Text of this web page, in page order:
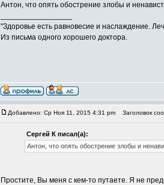
Антон, что опять обострение злобы и
"Здоровье есть равновесие и наслаждение.
Из письма одного хорошего доктора.
Добавлено: Ср Ноя 11, 2015 4:31 pm Заголовок
Сергей К писал(а):
Антон, что опять обострение злобы и
Простите, Вы меня с кем-то путаете. Я не